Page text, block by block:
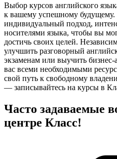
Выбор курсов английского
к вашему успешному будущему.
индивидуальный подход,
носителями языка, чтобы вы
достичь своих целей.
улучшить разговорный
экзаменам или выучить
вас всеми необходимыми
свой путь к свободному
— записывайтесь на курсы в
Часто задаваемые
центре Класс!